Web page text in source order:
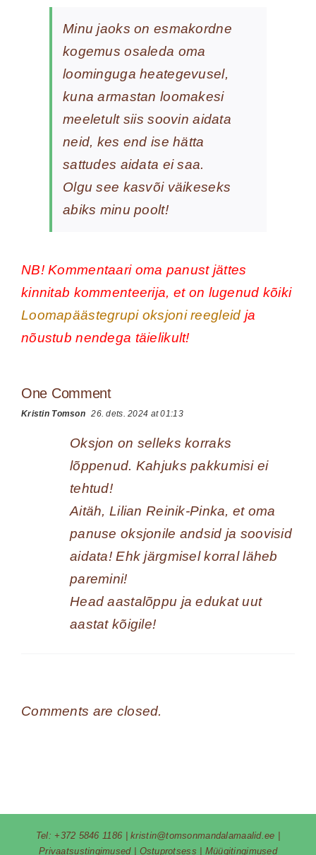
Minu jaoks on esmakordne
kogemus osaleda oma
loominguga heategevusel,
kuna armastan loomakesi
meeletult siis soovin aidata
neid, kes end ise hätta
sattudes aidata ei saa.
Olgu see kasvõi väikeseks
abiks minu poolt!
NB! Kommentaari oma panust jättes
kinnitab kommenteerija, et on lugenud kõiki
Loomapäästegrupi oksjoni reegleid ja
nõustub nendega täielikult!
One Comment
Kristin Tomson 26. dets. 2024 at 01:13
Oksjon on selleks korraks
lõppenud. Kahjuks pakkumisi ei
tehtud!
Aitäh, Lilian Reinik-Pinka, et oma
panuse oksjonile andsid ja soovisid
aidata! Ehk järgmisel korral läheb
paremini!
Head aastalõppu ja edukat uut
aastat kõigile!
Comments are closed.
Tel: +372 5846 1186 |kristin@tomsonmandalamaalid.ee
Privaatsustingimused| Ostuprotsess Müügitingimused